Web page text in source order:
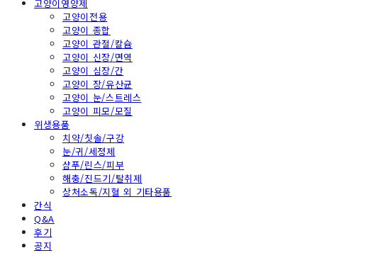
고양이영양제
고양이전용
고양이 종합
고양이 관절/칼슘
고양이 신장/면역
고양이 심장/간
고양이 장/유산균
고양이 눈/스트레스
고양이 피모/모질
위생용품
치약/칫솔/구강
눈/귀/세정제
샴푸/린스/피부
해충/진드기/탈취제
상처소독/지혈 외 기타용품
간식
Q&A
후기
공지